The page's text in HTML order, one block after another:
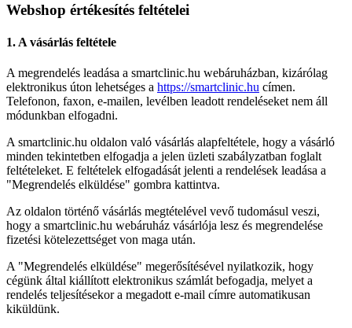
Webshop értékesítés feltételei
1. A vásárlás feltétele
A megrendelés leadása a smartclinic.hu webáruházban, kizárólag
elektronikus úton lehetséges a https://smartclinic.hu címen.
Telefonon, faxon, e-mailen, levélben leadott rendeléseket nem áll
módunkban elfogadni.
A smartclinic.hu oldalon való vásárlás alapfeltétele, hogy a vásárló
minden tekintetben elfogadja a jelen üzleti szabályzatban foglalt
feltételeket. E feltételek elfogadását jelenti a rendelések leadása a
"Megrendelés elküldése" gombra kattintva.
Az oldalon történő vásárlás megtételével vevő tudomásul veszi,
hogy a smartclinic.hu webáruház vásárlója lesz és megrendelése
fizetési kötelezettséget von maga után.
A "Megrendelés elküldése" megerősítésével nyilatkozik, hogy
cégünk által kiállított elektronikus számlát befogadja, melyet a
rendelés teljesítésekor a megadott e-mail címre automatikusan
kiküldünk.